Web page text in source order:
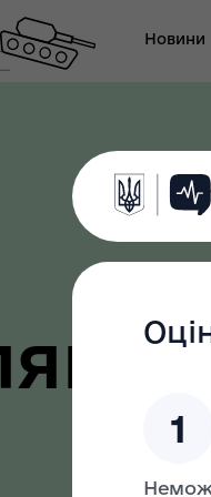
Новини
Звіт виконуючого
повноваження